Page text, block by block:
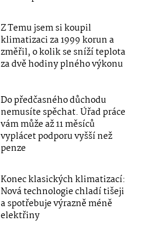
Z Temu jsem si koupil
klimatizaci za 1999 korun a
změřil, o kolik se sníží teplota
za dvě hodiny plného výkonu
Do předčasného důchodu
nemusíte spěchat. Úřad práce
vám může až 11 měsíců
vyplácet podporu vyšší než
penze
Konec klasických klimatizací:
Nová technologie chladí tišeji
a spotřebuje výrazně méně
elektřiny